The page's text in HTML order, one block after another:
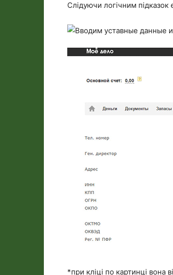
Слідуючи логічним підказок
*при кліці по картинці вона